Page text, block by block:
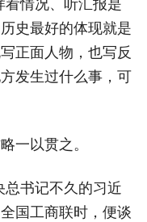
看情况、听汇报是
史最好的体现就是
正面人物，也写反
发生过什么事，可
一以贯之。
总书记不久的习近
国工商联时，便谈